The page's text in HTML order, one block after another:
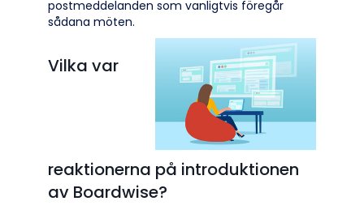
postmeddelanden som vanligtvis föregår
sådana möten.
Vilka var
reaktionerna på introduktionen
av Boardwise?